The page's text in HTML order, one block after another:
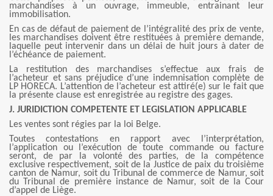
marchandises à un ouvrage, immeuble, entrainant leur
immobilisation.
En cas de défaut de paiement de l’intégralité des prix de vente,
les marchandises doivent être restituées à première demande,
laquelle peut intervenir dans un délai de huit jours à dater de
l’échéance de paiement.
La restitution des marchandises s’effectue aux frais de
l’acheteur et sans préjudice d’une indemnisation complète de
LP HORECA. L’attention de l’acheteur est attiré(e) sur le fait que
la présente clause est enregistrée au registre des gages.
J. JURIDICTION COMPETENTE ET LEGISLATION APPLICABLE
Les ventes sont régies par la loi Belge.
Toutes contestations en rapport avec l’interprétation,
l’application ou l’exécution de toute commande ou facture
seront, de par la volonté des parties, de la compétence
exclusive respectivement, soit de la Justice de paix du troisième
canton de Namur, soit du Tribunal de commerce de Namur, soit
du Tribunal de première instance de Namur, soit de la Cour
d’appel de Liège.